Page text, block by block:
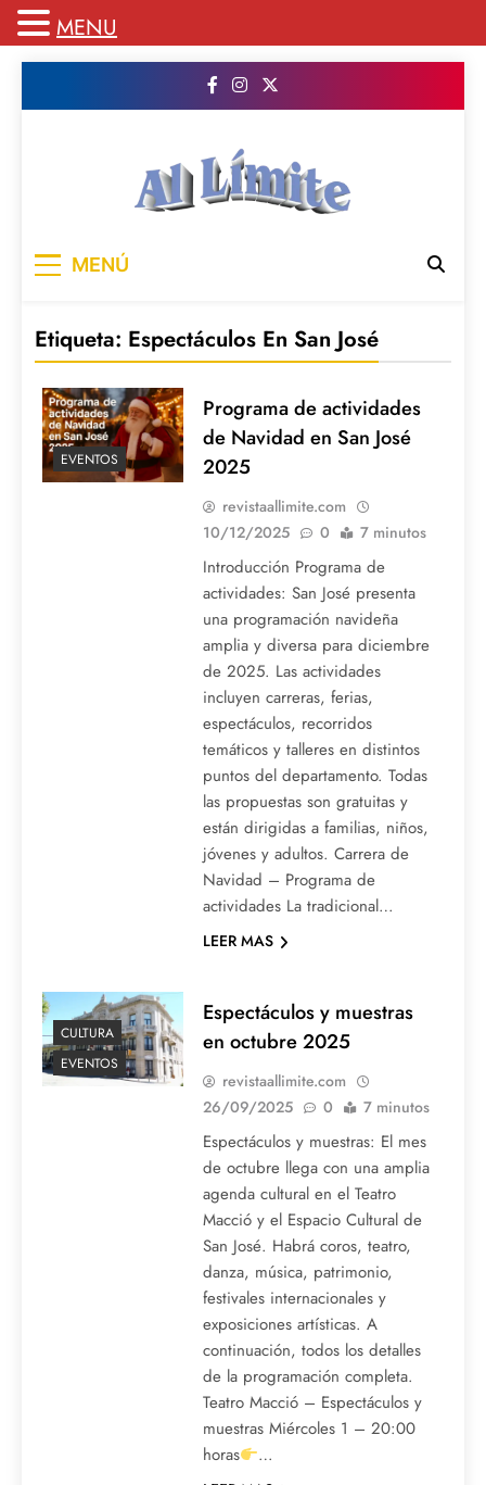
publicamos todo el contenido e informacion
MENÚ
Etiqueta: Espectáculos En San José
EVENTOS
Programa de actividades
de Navidad en San José
2025
revistaallimite.com
10/12/2025
0 7 minutos
Introducción Programa de
actividades: San José presenta
una programación navideña
amplia y diversa para diciembre
de 2025. Las actividades
incluyen carreras, ferias,
espectáculos, recorridos
temáticos y talleres en distintos
puntos del departamento. Todas
las propuestas son gratuitas y
están dirigidas a familias, niños,
jóvenes y adultos. Carrera de
Navidad – Programa de
actividades La tradicional…
LEER MAS
CULTURA
EVENTOS
Espectáculos y muestras
en octubre 2025
revistaallimite.com
26/09/2025
0 7 minutos
Espectáculos y muestras: El mes
de octubre llega con una amplia
agenda cultural en el Teatro
Macció y el Espacio Cultural de
San José. Habrá coros, teatro,
danza, música, patrimonio,
festivales internacionales y
exposiciones artísticas. A
continuación, todos los detalles
de la programación completa.
Teatro Macció – Espectáculos y
muestras Miércoles 1 – 20:00
horas
…
MENU